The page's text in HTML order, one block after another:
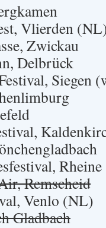
Vlierden
Zwickau
Delbrück
Siegen
Remscheid
Venlo (NL)
Gladbach